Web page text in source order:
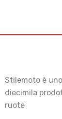
Stilemoto è
diecimila
ruote